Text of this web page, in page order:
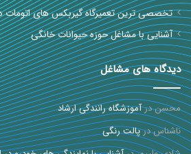
تخصصی ترین تعمیرگاه گیربکس های اتومات
آشنایی با مشاغل حوزه حیوانات خانگی
دیدگاه های مشاغل
محسندرآموزشگاه رانندگی ارشاد
ناشناسدرپالت رنگی